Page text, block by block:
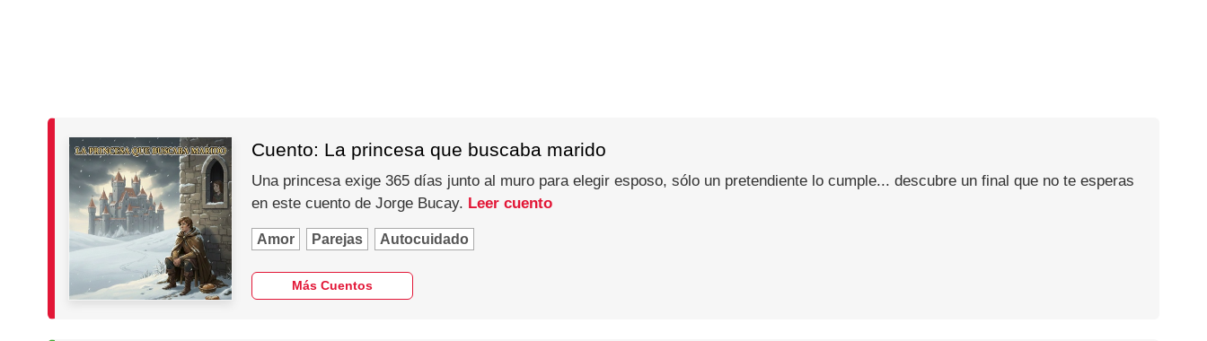
Cuento: La princesa que buscaba marido
Una princesa exige 365 días junto al muro para elegir esposo, sólo un pretendiente lo cumple... descubre un final que no te esperas
en este cuento de Jorge Bucay. Leer cuento
Amor Parejas Autocuidado
Más Cuentos